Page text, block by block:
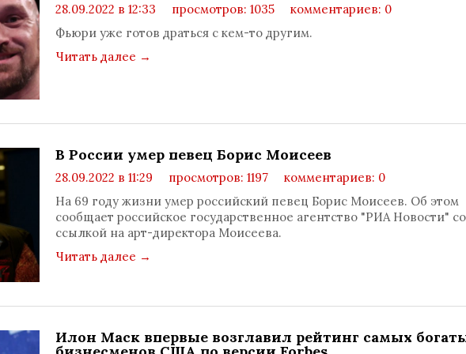
28.09.2022 в 12:33 просмотров: 1035
комментариев: 0
Фьюри уже готов драться с кем-то другим.
Читать далее →
В России умер певец Борис Моисеев
28.09.2022 в 11:29 просмотров: 1197
комментариев: 0
На 69 году жизни умер российский певец Борис Моисеев. Об этом
сообщает российское государственное агентство "РИА Новости" со
ссылкой на арт-директора Моисеева.
Читать далее →
Илон Маск впервые возглавил рейтинг самых